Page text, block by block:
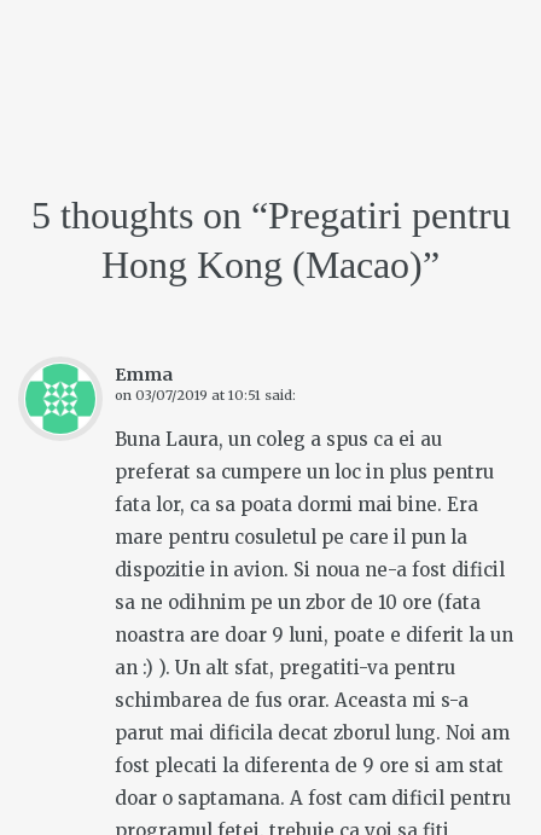
5 thoughts on “Pregatiri pentru
Hong Kong (Macao)”
Emma
on 03/07/2019 at 10:51 said:
Buna Laura, un coleg a spus ca ei au
preferat sa cumpere un loc in plus pentru
fata lor, ca sa poata dormi mai bine. Era
mare pentru cosuletul pe care il pun la
dispozitie in avion. Si noua ne-a fost dificil
sa ne odihnim pe un zbor de 10 ore (fata
noastra are doar 9 luni, poate e diferit la un
an :) ). Un alt sfat, pregatiti-va pentru
schimbarea de fus orar. Aceasta mi s-a
parut mai dificila decat zborul lung. Noi am
fost plecati la diferenta de 9 ore si am stat
doar o saptamana. A fost cam dificil pentru
programul fetei, trebuie ca voi sa fiti